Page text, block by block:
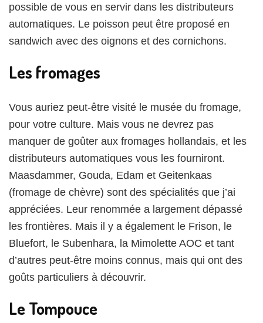
possible de vous en servir dans les distributeurs
automatiques. Le poisson peut être proposé en
sandwich avec des oignons et des cornichons.
Les fromages
Vous auriez peut-être visité le musée du fromage,
pour votre culture. Mais vous ne devrez pas
manquer de goûter aux fromages hollandais, et les
distributeurs automatiques vous les fourniront.
Maasdammer, Gouda, Edam et Geitenkaas
(fromage de chèvre) sont des spécialités que j’ai
appréciées. Leur renommée a largement dépassé
les frontières. Mais il y a également le Frison, le
Bluefort, le Subenhara, la Mimolette AOC et tant
d’autres peut-être moins connus, mais qui ont des
goûts particuliers à découvrir.
Le Tompouce